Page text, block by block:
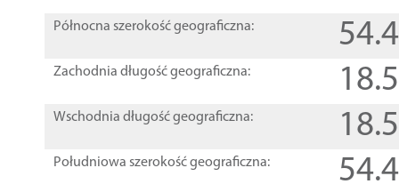
Północna szerokość geograficzna:
Zachodnia długość geograficzna:
Wschodnia długość geograficzna:
Południowa szerokość geograficzna: